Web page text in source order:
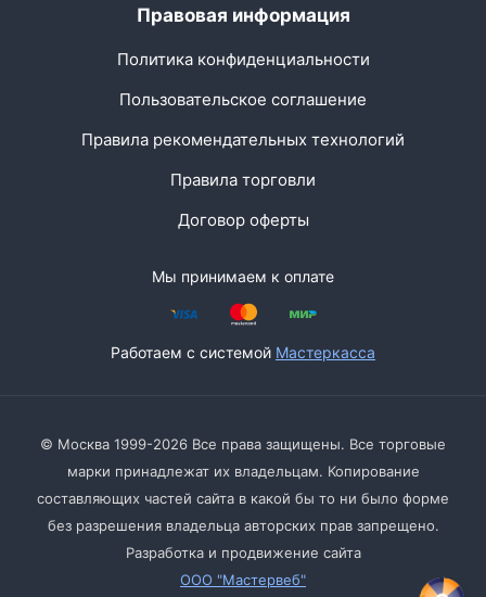
Правовая информация
Политика конфиденциальности
Пользовательское соглашение
Правила рекомендательных технологий
Правила торговли
Договор оферты
Мы принимаем к оплате
Работаем с системой Мастеркасса
© Москва 1999-2026 Все права защищены. Все торговые
марки принадлежат их владельцам. Копирование
составляющих частей сайта в какой бы то ни было форме
без разрешения владельца авторских прав запрещено.
Разработка и продвижение сайта
ООО "Мастервеб"